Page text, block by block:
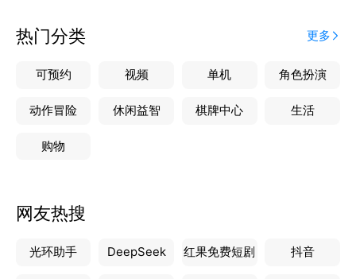
热门分类 更多
可预约 视频 单机 角色扮演
动作冒险 休闲益智 棋牌中心 生活
购物
网友热搜
光环助手 DeepSeek 红果免费短剧 抖音